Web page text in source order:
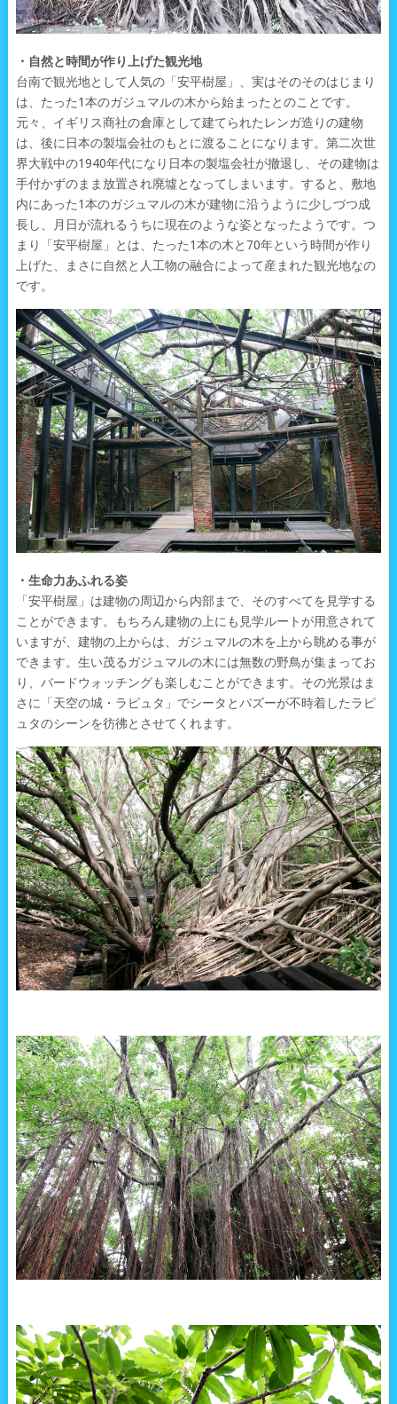
・自然と時間が作り上げた観光地
台南で観光地として人気の「安平樹屋」、実はそのそのはじまり
は、たった1本のガジュマルの木から始まったとのことです。
元々、イギリス商社の倉庫として建てられたレンガ造りの建物
は、後に日本の製塩会社のもとに渡ることになります。第二次世
界大戦中の1940年代になり日本の製塩会社が撤退し、その建物は
手付かずのまま放置され廃墟となってしまいます。すると、敷地
内にあった1本のガジュマルの木が建物に沿うように少しづつ成
長し、月日が流れるうちに現在のような姿となったようです。つ
まり「安平樹屋」とは、たった1本の木と70年という時間が作り
上げた、まさに自然と人工物の融合によって産まれた観光地なの
です。
・生命力あふれる姿
「安平樹屋」は建物の周辺から内部まで、そのすべてを見学する
ことができます。もちろん建物の上にも見学ルートが用意されて
いますが、建物の上からは、ガジュマルの木を上から眺める事が
できます。生い茂るガジュマルの木には無数の野鳥が集まってお
り、バードウォッチングも楽しむことができます。その光景はま
さに「天空の城・ラピュタ」でシータとパズーが不時着したラピ
ュタのシーンを彷彿とさせてくれます。